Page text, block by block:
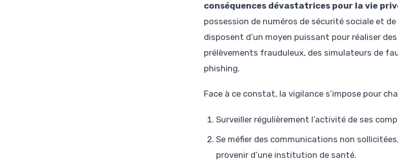
conséquences dévastatrices pour la vie
possession de numéros de sécurité sociale et
disposent d’un moyen puissant pour réaliser
prélèvements frauduleux, des simulateurs de
phishing.
Face à ce constat, la vigilance s’impose pour
Surveiller régulièrement l’activité de ses
Se méfier des communications non sollicitées,
provenir d’une institution de santé.